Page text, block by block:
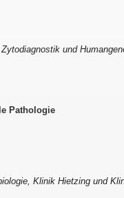
und
Pathologie
Klinik Hietzing und